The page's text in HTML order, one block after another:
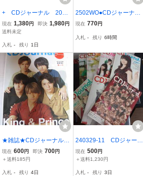
+ CDジャーナル 2011
年9月号 ]岡村靖幸/ゲ
イ・ミュージック/楳図か
管理番号 pa7183
現在 1,380円 即決 1,980円
送料未定
入札 - 残り 1日
2502WO●CDジャーナル+
DVD 2013.3●V6 坂本昌行
三宅健 岡田准一/矢島舞美
現在 770円
入札 - 残り 6時間
★雑誌★CDジャーナル
2019年 夏号★King & Prin
ce/キンプリ/平野紫耀/岸
現在 600円 即決 700円
＋送料185円
入札 - 残り 4日
240329-11 CDジャーナ
ル（他8冊セット） 201
1年8月1日発行
現在 500円
＋送料1,230円
入札 - 残り 3日